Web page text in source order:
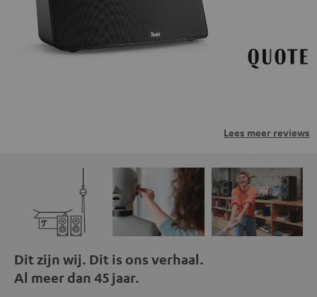
privacybeleid.
Lees meer reviews
Dit zijn wij. Dit is ons verhaal.
Al meer dan 45 jaar.